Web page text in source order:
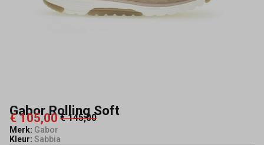
Gabor Rolling Soft
€ 105,00 € 145,00
Merk: Gabor
Kleur: Sabbia